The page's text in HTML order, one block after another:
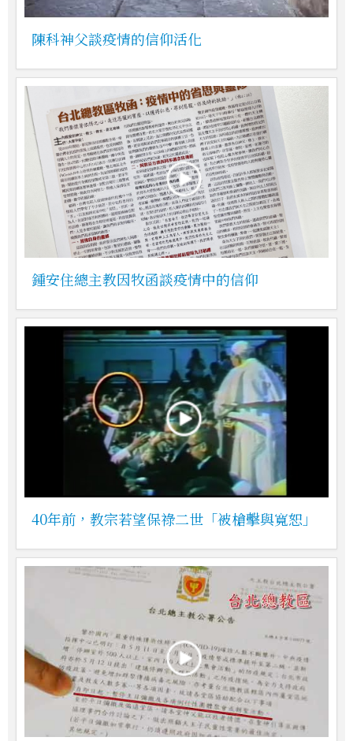
陳科神父談疫情的信仰活化
鍾安住總主教因牧函談疫情中的信仰
40年前，教宗若望保祿二世「被槍擊與寬恕」